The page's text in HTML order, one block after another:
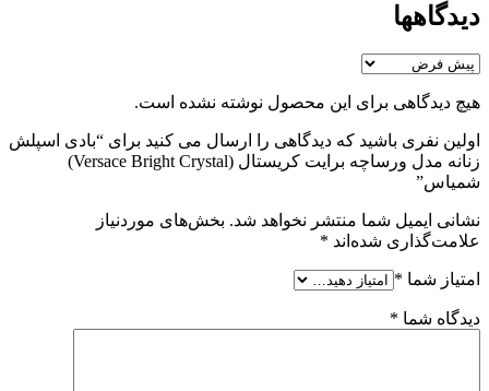
دیدگاهها
هیچ دیدگاهی برای این محصول نوشته نشده است.
اولین نفری باشید که دیدگاهی را ارسال می کنید برای “بادی اسپلش
زنانه مدل ورساچه برایت کریستال (Versace Bright Crystal)
شمیاس”
نشانی ایمیل شما منتشر نخواهد شد. بخش‌های موردنیاز
علامت‌گذاری شده‌اند *
امتیاز شما *
دیدگاه شما *